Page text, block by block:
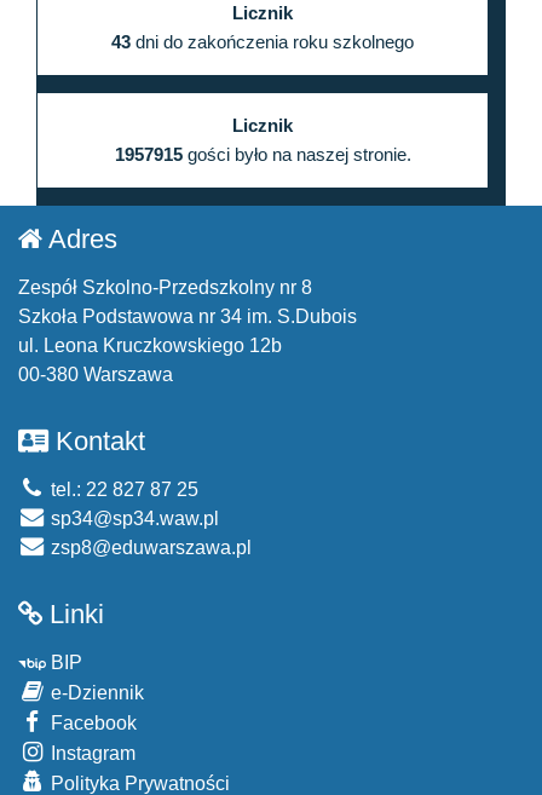
Licznik
43 dni do zakończenia roku szkolnego
Licznik
1957915gości było na naszej stronie.
Adres
Zespół Szkolno-Przedszkolny nr 8
Szkoła Podstawowa nr 34 im. S.Dubois
ul. Leona Kruczkowskiego 12b
00-380 Warszawa
Kontakt
tel.: 22 827 87 25
sp34@sp34.waw.pl
zsp8@eduwarszawa.pl
Linki
BIP
e-Dziennik
Facebook
Instagram
Polityka Prywatności